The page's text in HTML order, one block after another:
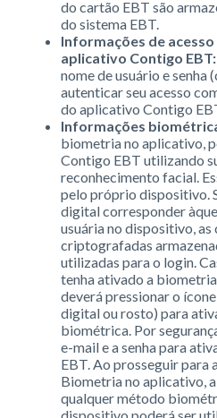
do cartão EBT são
do sistema EBT.
Informações de
aplicativo Contigo EBT:
nome de usuário e
autenticar seu acesso
do aplicativo Contigo
Informações
biometria no aplicativo,
Contigo EBT utilizando
reconhecimento facial.
pelo próprio dispositivo.
digital corresponder
usuária no dispositivo, as
criptografadas
utilizadas para o login.
tenha ativado a
deverá pressionar o
digital ou rosto) para
biométrica. Por
e-mail e a senha para
EBT. Ao prosseguir para
Biometria no aplicativo,
qualquer método